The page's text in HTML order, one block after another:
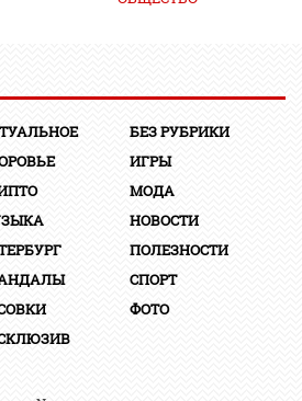
БЕЗ РУБРИКИ
ИГРЫ
МОДА
НОВОСТИ
ПОЛЕЗНОСТИ
СПОРТ
ФОТО